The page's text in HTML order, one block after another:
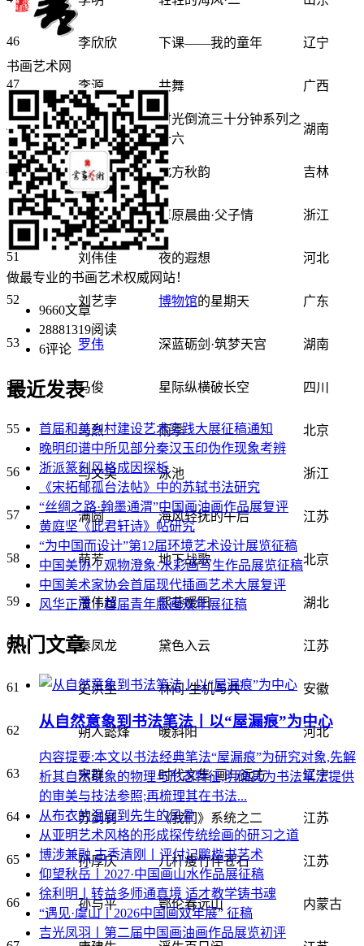
46 李欣欣 下课——我的童年 辽宁
47 李源 共舞 广西
48 刘慧琴
时光倒流三十分钟系列之
十六
湖南
49 刘磊 北方秋韵 吉林
50 刘佩君 草原晨曲·父子情 浙江
51 刘伟佳 夜的遐想 河北
52 刘艺孛 博物馆的星期天 广东
53 罗伟 深蓝砺剑·筑梦天宫 湖南
54 马俊 星际纵横破长空 四川
55 马烈 雨季 北京
56 马文昊 泳池 浙江
57 满圆 海风轻抚的午后 江苏
58 萌芳 地下战歌 北京
59 潘伟超 熙巷暖阳 湖北
60 秦凤龙 黛色入云 江苏
61 史洪生 林间·生机与共 安徽
62 朔人懿烽 暖斜阳 河北
63 宋群 时代文集·画与远方 辽宁
64 苏剑钊 《我们》系统之二 江苏
65 孙厚庆 几杆瘦竹伴苍石 江苏
66 孙与平 鄂伦春远山 内蒙古
书画艺术网
做最专业的书画艺术权威网站！
9660文章
28881319阅读
6评论
最近发表
首届和美乡村建设艺术实践大展征稿通知
晚明印谱中所见部分秦汉玉印伪作现象考辨
浙派篆刻风格成因探析
《宋拓郁孤台法帖》中的苏轼书法研究
“丝绸之路·翰墨通渭”中国画油画作品展复评
黄庭坚《此君轩诗》帖研究
“为中国而设计”第12届环境艺术设计展览征稿
中国美协丨观物澄象·水彩画写生作品展览征稿
中国美术家协会首届现代插画艺术大展复评
风华正茂丨首届青年版画双年展征稿
热门文章
从自然意象到书法笔法丨以“屋漏痕”为中心
内容提要:本文以书法经典笔法“屋漏痕”为研究对象,先解
析其自然现象的物理与形态特征,明确其为书法笔法提供
的审美与技法参照;再梳理其在书法...
从布衣的温度到先生的风骨
从亚明艺术风格的形成探传统绘画的研习之道
博涉兼融 古秀清刚丨评付记鹏楷书艺术
仰望秋岳丨2027·中国画山水作品展征稿
徐利明丨转益多师通真境 适才教学铸书魂
“遇见·虞山丨2026中国画双年展” 征稿
吉光凤羽丨第二届中国画油画作品展览初评